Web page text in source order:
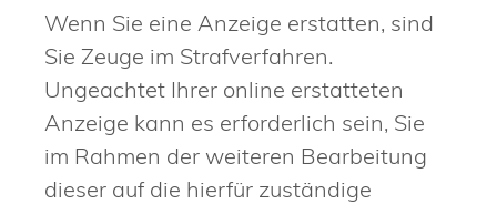
Wenn Sie eine Anzeige erstatten, sind
Sie Zeuge im Strafverfahren.
Ungeachtet Ihrer online erstatteten
Anzeige kann es erforderlich sein, Sie
im Rahmen der weiteren Bearbeitung
dieser auf die hierfür zuständige